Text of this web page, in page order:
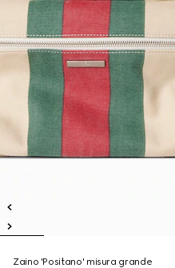
Zaino 'Positano' misura grande